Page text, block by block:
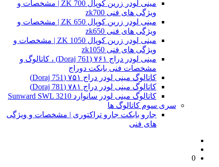
مینی لودر زرین کوپال ZK 700 | مشخصات و
ویژگی های فنی zk700
مینی لودر زرین کوپال ZK 650 | مشخصات و
ویژگی های فنی zk650
مینی لودر زرین کوپال ZK 1050 | مشخصات و
ویژگی های فنی zk1050
مینی لودر دراج ۷۶۱ (Doraj 761) ، کاتالوگ و
مشخصات فنی بابکت دوراج
کاتالوگ مینی لودر دراج ۷۵۱ (Doraj 751)
کاتالوگ مینی لودر دراج ۷۸۱ (Doraj 781)
کاتالوگ مینی لودر سانوارد Sunward SWL 3210
سری سوم کاتالوگ ها
جارو بابکت جارو تراکتوری | مشخصات و ویژگی
های فنی
0